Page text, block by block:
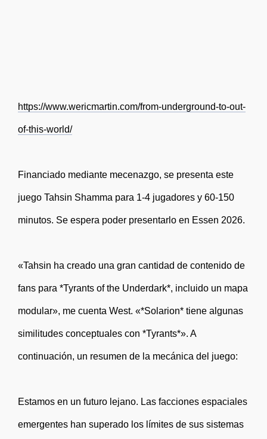
https://www.wericmartin.com/from-underground-to-out-
of-this-world/
Financiado mediante mecenazgo, se presenta este
juego Tahsin Shamma para 1-4 jugadores y 60-150
minutos. Se espera poder presentarlo en Essen 2026.
«Tahsin ha creado una gran cantidad de contenido de
fans para *Tyrants of the Underdark*, incluido un mapa
modular», me cuenta West. «*Solarion* tiene algunas
similitudes conceptuales con *Tyrants*». A
continuación, un resumen de la mecánica del juego:
Estamos en un futuro lejano. Las facciones espaciales
emergentes han superado los límites de sus sistemas